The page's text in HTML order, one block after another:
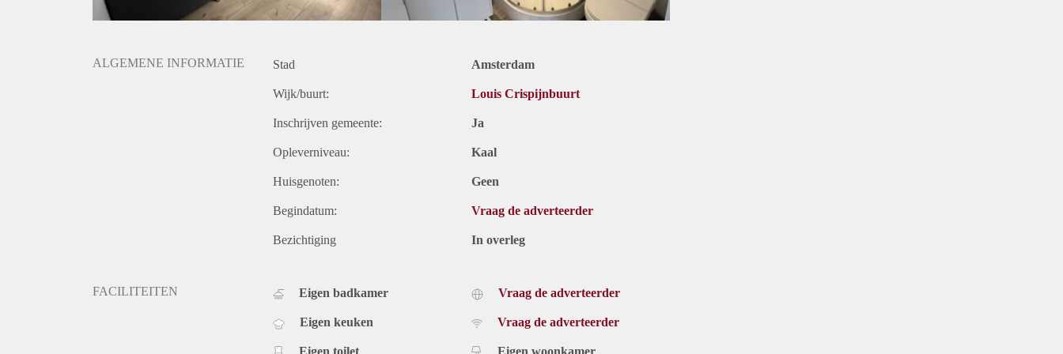
ALGEMENE INFORMATIE Stad Amsterdam
Wijk/buurt: Louis Crispijnbuurt
Inschrijven gemeente: Ja
Opleverniveau: Kaal
Huisgenoten: Geen
Begindatum: Vraag de adverteerder
Bezichtiging In overleg
FACILITEITEN Eigen badkamer
Eigen keuken
Vraag de adverteerder
Vraag de adverteerder